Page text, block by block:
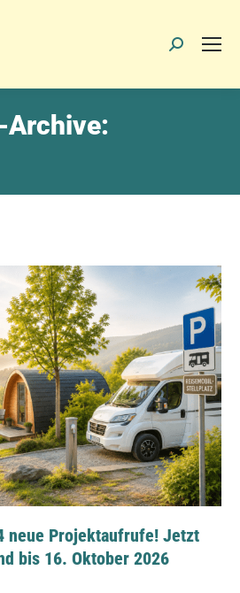
Search:
Archive:
neue Projektaufrufe! Jetzt
bis 16. Oktober 2026
anzeigen > Beitrag drucken